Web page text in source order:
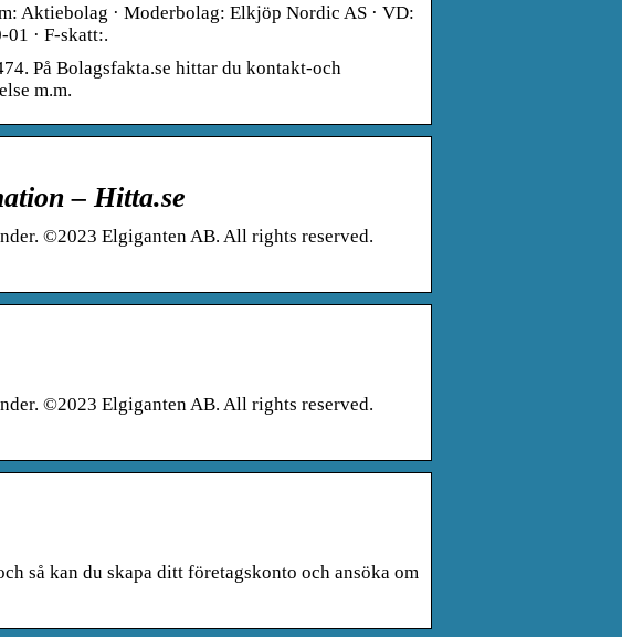
Aktiebolag · Moderbolag: Elkjöp Nordic AS · VD:
· F-skatt:.
På Bolagsfakta.se hittar du kontakt-och
m.m.
– Hitta.se
©2023 Elgiganten AB. All rights reserved.
©2023 Elgiganten AB. All rights reserved.
så kan du skapa ditt företagskonto och ansöka om